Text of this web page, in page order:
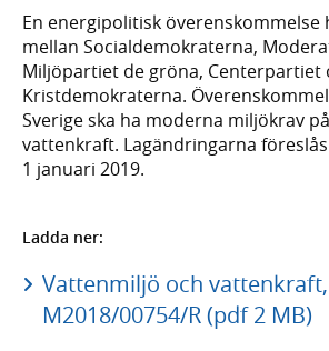
En energipolitisk överenskommelse
mellan Socialdemokraterna,
Miljöpartiet de gröna, Centerpartiet
Kristdemokraterna.
Sverige ska ha moderna miljökrav
vattenkraft. Lagändringarna
1 januari 2019.
Ladda ner:
Vattenmiljö och
M2018/00754/R (pdf 2 MB)